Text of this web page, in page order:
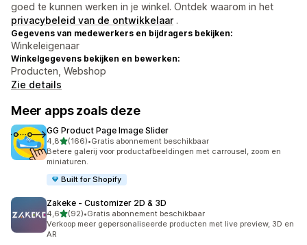
goed te kunnen werken in je winkel. Ontdek waarom in het
privacybeleid van de ontwikkelaar .
Gegevens van medewerkers en bijdragers bekijken:
Winkeleigenaar
Winkelgegevens bekijken en bewerken:
Producten, Webshop
Zie details
Meer apps zoals deze
GG Product Page Image Slider
4,8van 5 sterren
(166)
166 recensies in totaal
•Gratis abonnement beschikbaar
Betere galerij voor productafbeeldingen met carrousel, zoom en
miniaturen.
Built for Shopify
Zakeke ‑ Customizer 2D & 3D
4,6van 5 sterren
(92)
92 recensies in totaal
•Gratis abonnement beschikbaar
Verkoop meer gepersonaliseerde producten met live preview, 3D en
AR